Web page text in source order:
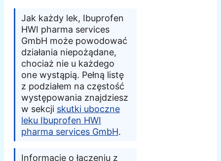
Jak każdy lek, Ibuprofen
HWI pharma services
GmbH może powodować
działania niepożądane,
chociaż nie u każdego
one wystąpią. Pełną listę
z podziałem na częstość
występowania znajdziesz
w sekcji skutki uboczne
leku Ibuprofen HWI
pharma services GmbH.
Informacje o łączeniu z